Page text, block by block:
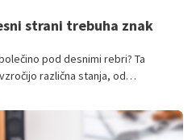
strani trebuha znak
pod desnimi rebri? Ta
različna stanja, od
vzroke.